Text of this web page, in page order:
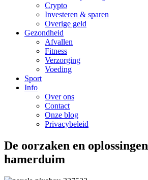
Crypto
Investeren & sparen
Overige geld
Gezondheid
Afvallen
Fitness
Verzorging
Voeding
Sport
Info
Over ons
Contact
Onze blog
Privacybeleid
De oorzaken en
hamerduim